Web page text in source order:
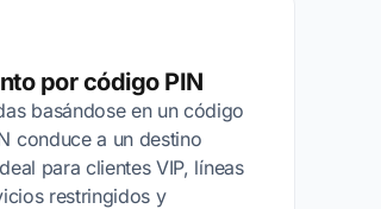
por código PIN
basándose en un código
conduce a un destino
para clientes VIP, líneas
restringidos y